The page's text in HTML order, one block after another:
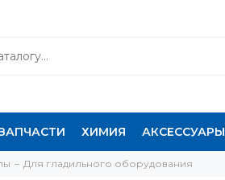
ХИМИЯ АКСЕССУАРЫ
Для гладильного оборудования